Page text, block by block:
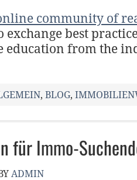
community of
exchange best
education from the
, BLOG,
für Immo-
ADMIN